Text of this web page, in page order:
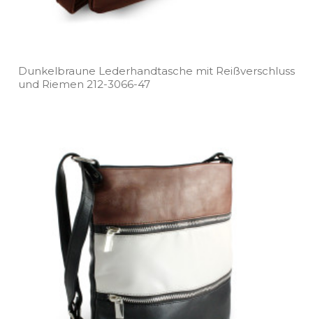
Dunkelbraune Lederhandtasche mit Reißverschluss
und Riemen 212­-3066­-47